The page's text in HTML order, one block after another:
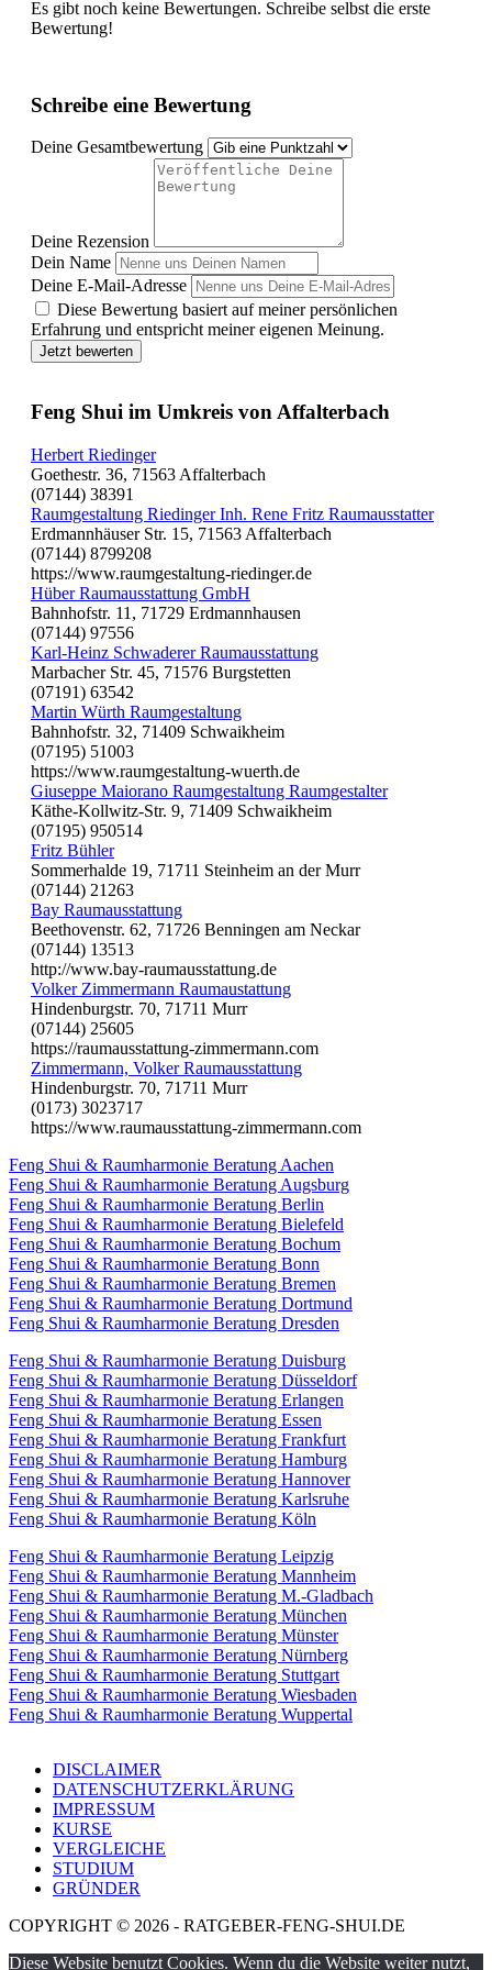
Es gibt noch keine Bewertungen. Schreibe selbst die erste
Bewertung!
Schreibe eine Bewertung
Deine Gesamtbewertung
Deine Rezension
Dein Name
Deine E-Mail-Adresse
Diese Bewertung basiert auf meiner persönlichen
Erfahrung und entspricht meiner eigenen Meinung.
Jetzt bewerten
Feng Shui im Umkreis von Affalterbach
Herbert Riedinger
Goethestr. 36, 71563 Affalterbach
(07144) 38391
Raumgestaltung Riedinger Inh. Rene Fritz Raumausstatter
Erdmannhäuser Str. 15, 71563 Affalterbach
(07144) 8799208
https://www.raumgestaltung-riedinger.de
Hüber Raumausstattung GmbH
Bahnhofstr. 11, 71729 Erdmannhausen
(07144) 97556
Karl-Heinz Schwaderer Raumausstattung
Marbacher Str. 45, 71576 Burgstetten
(07191) 63542
Martin Würth Raumgestaltung
Bahnhofstr. 32, 71409 Schwaikheim
(07195) 51003
https://www.raumgestaltung-wuerth.de
Giuseppe Maiorano Raumgestaltung Raumgestalter
Käthe-Kollwitz-Str. 9, 71409 Schwaikheim
(07195) 950514
Fritz Bühler
Sommerhalde 19, 71711 Steinheim an der Murr
(07144) 21263
Bay Raumausstattung
Beethovenstr. 62, 71726 Benningen am Neckar
(07144) 13513
http://www.bay-raumausstattung.de
Volker Zimmermann Raumaustattung
Hindenburgstr. 70, 71711 Murr
(07144) 25605
https://raumausstattung-zimmermann.com
Zimmermann, Volker Raumausstattung
Hindenburgstr. 70, 71711 Murr
(0173) 3023717
https://www.raumausstattung-zimmermann.com
Feng Shui & Raumharmonie Beratung Aachen
Feng Shui & Raumharmonie Beratung Augsburg
Feng Shui & Raumharmonie Beratung Berlin
Feng Shui & Raumharmonie Beratung Bielefeld
Feng Shui & Raumharmonie Beratung Bochum
Feng Shui & Raumharmonie Beratung Bonn
Feng Shui & Raumharmonie Beratung Bremen
Feng Shui & Raumharmonie Beratung Dortmund
Feng Shui & Raumharmonie Beratung Dresden
Feng Shui & Raumharmonie Beratung Duisburg
Feng Shui & Raumharmonie Beratung Düsseldorf
Feng Shui & Raumharmonie Beratung Erlangen
Feng Shui & Raumharmonie Beratung Essen
Feng Shui & Raumharmonie Beratung Frankfurt
Feng Shui & Raumharmonie Beratung Hamburg
Feng Shui & Raumharmonie Beratung Hannover
Feng Shui & Raumharmonie Beratung Karlsruhe
Feng Shui & Raumharmonie Beratung Köln
Feng Shui & Raumharmonie Beratung Leipzig
Feng Shui & Raumharmonie Beratung Mannheim
Feng Shui & Raumharmonie Beratung M.-Gladbach
Feng Shui & Raumharmonie Beratung München
Feng Shui & Raumharmonie Beratung Münster
Feng Shui & Raumharmonie Beratung Nürnberg
Feng Shui & Raumharmonie Beratung Stuttgart
Feng Shui & Raumharmonie Beratung Wiesbaden
Feng Shui & Raumharmonie Beratung Wuppertal
DISCLAIMER
DATENSCHUTZERKLÄRUNG
IMPRESSUM
KURSE
VERGLEICHE
STUDIUM
GRÜNDER
COPYRIGHT © 2026 - RATGEBER-FENG-SHUI.DE
Diese Website benutzt Cookies. Wenn du die Website weiter nutzt,